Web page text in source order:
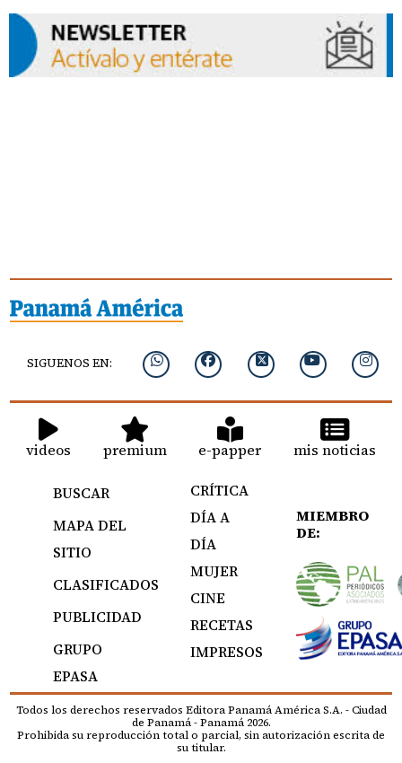
SIGUENOS EN:
videos premium e-papper mis noticias
BUSCAR
MAPA DEL
SITIO
CLASIFICADOS
PUBLICIDAD
GRUPO
EPASA
CRÍTICA
DÍA A
DÍA
MUJER
CINE
RECETAS
IMPRESOS
MIEMBRO
DE:
Todos los derechos reservados Editora Panamá América S.A. - Ciudad
de Panamá - Panamá 2026.
Prohibida su reproducción total o parcial, sin autorización escrita de
su titular.